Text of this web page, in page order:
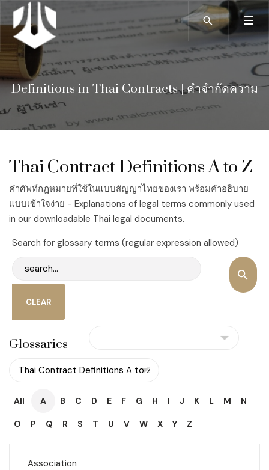
Definitions in Thai Contracts | คำจำกัดความ
Thai Contract Definitions A to Z
คำศัพท์กฎหมายที่ใช้ในแบบสัญญาไทยของเรา พร้อมคำอธิบาย
แบบเข้าใจง่าย - Explanations of legal terms commonly used
in our downloadable Thai legal documents.
Search for glossary terms (regular expression allowed)
Glossaries
All A B C D E F G H I J K L M N
O P Q R S T U V W X Y Z
Association